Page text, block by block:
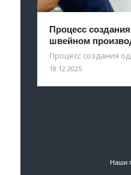
Процесс
швейном
Процесс создания
18.12.2025
Наши